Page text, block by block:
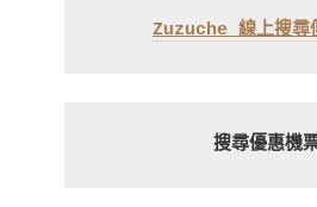
Zuzuche 線上搜尋
搜尋優惠機